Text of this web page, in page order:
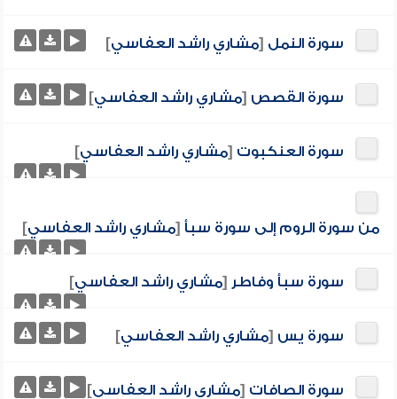
سورة النمل [مشاري راشد العفاسي]
سورة القصص [مشاري راشد العفاسي]
سورة العنكبوت [مشاري راشد العفاسي]
من سورة الروم إلى سورة سبأ [مشاري راشد العفاسي]
سورة سبأ وفاطر [مشاري راشد العفاسي]
سورة يس [مشاري راشد العفاسي]
سورة الصافات [مشاري راشد العفاسي]